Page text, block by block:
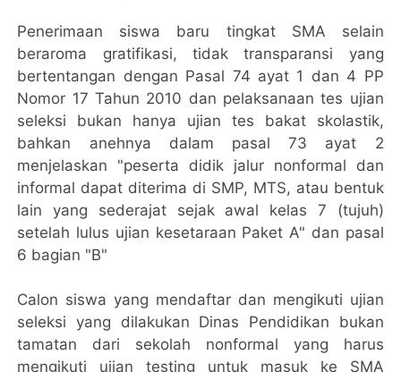
Penerimaan siswa baru tingkat SMA selain
beraroma gratifikasi, tidak transparansi yang
bertentangan dengan Pasal 74 ayat 1 dan 4 PP
Nomor 17 Tahun 2010 dan pelaksanaan tes ujian
seleksi bukan hanya ujian tes bakat skolastik,
bahkan anehnya dalam pasal 73 ayat 2
menjelaskan "peserta didik jalur nonformal dan
informal dapat diterima di SMP, MTS, atau bentuk
lain yang sederajat sejak awal kelas 7 (tujuh)
setelah lulus ujian kesetaraan Paket A" dan pasal
6 bagian "B"
Calon siswa yang mendaftar dan mengikuti ujian
seleksi yang dilakukan Dinas Pendidikan bukan
tamatan dari sekolah nonformal yang harus
mengikuti ujian testing untuk masuk ke SMA